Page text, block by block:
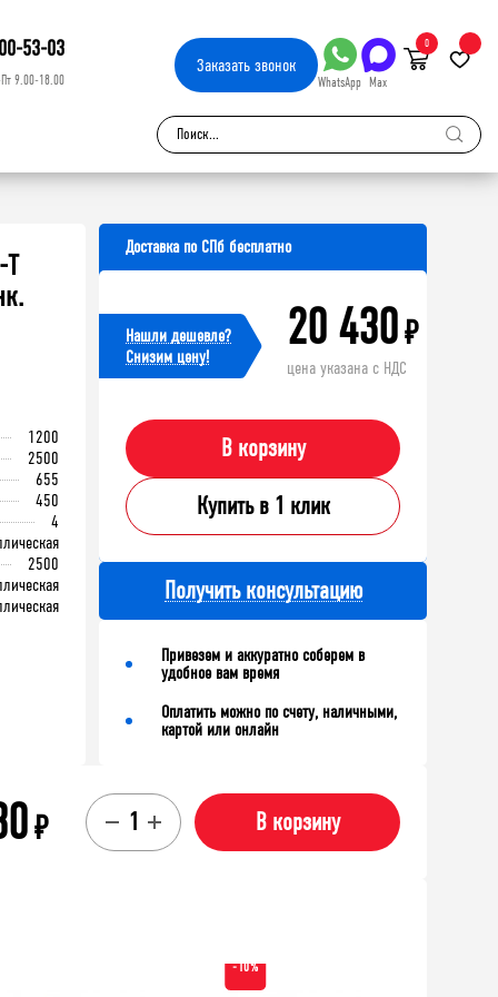
53-03
9.00-18.00
Заказатьзвонок
WhatsApp Max
0
Т
1200
2500
655
450
4
2500
Доставка по СПб бесплатно
Нашли дешевле?
Cнизим цену!
20 430₽
цена указана с НДС
В корзину
Купить в 1 клик
Получить консультацию
Привезем и аккуратно соберем в
удобное вам время
Оплатить можно по счету, наличными,
картой или онлайн
₽ В корзину
-10%